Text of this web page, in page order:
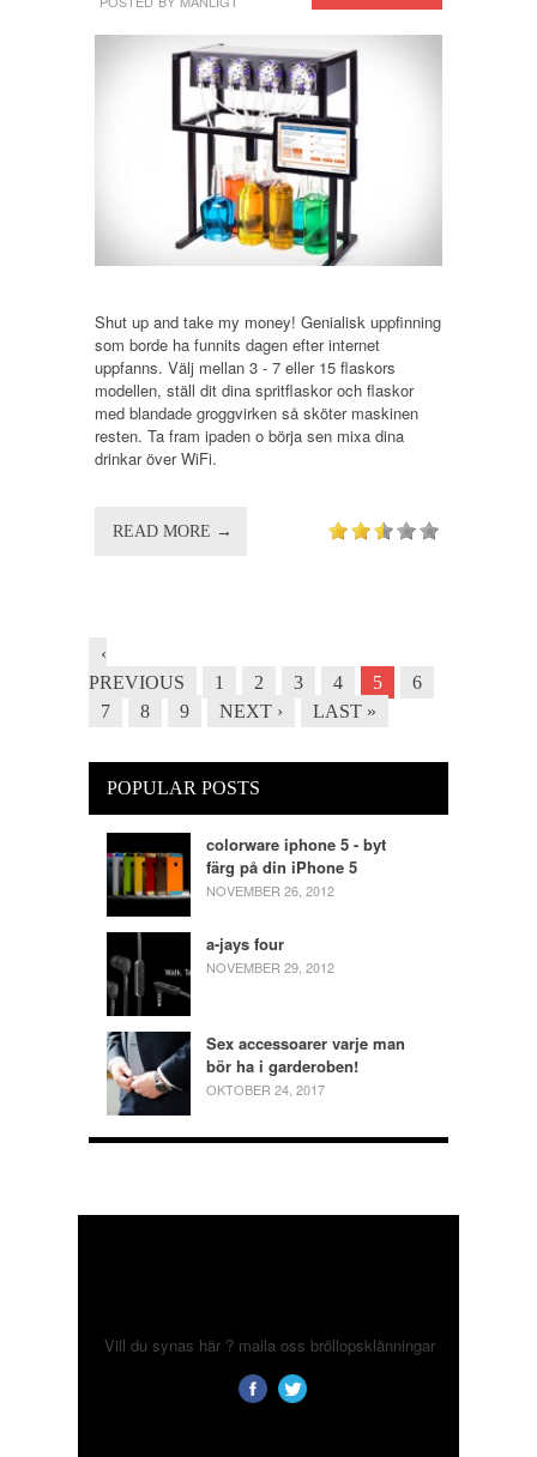
Shut up and take my money! Genialisk uppfinning
som borde ha funnits dagen efter internet
uppfanns. Välj mellan 3 - 7 eller 15 flaskors
modellen, ställ dit dina spritflaskor och flaskor
med blandade groggvirken så sköter maskinen
resten. Ta fram ipaden o börja sen mixa dina
drinkar över WiFi.
READ MORE →
‹
PREVIOUS
1 2 3 4 5
6
7
8 9 NEXT › LAST »
POPULAR POSTS
colorware iphone 5 - byt
färg på din iPhone 5
NOVEMBER 26, 2012
a-jays four
NOVEMBER 29, 2012
Sex accessoarer varje man
bör ha i garderoben!
OKTOBER 24, 2017
Vill du synas här ? maila oss bröllopsklänningar